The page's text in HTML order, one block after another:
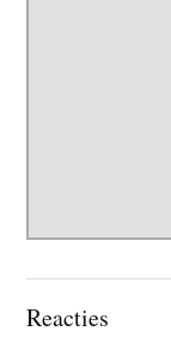
Lees
Reacties